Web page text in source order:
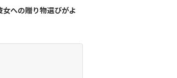
女への贈り物選びがよ